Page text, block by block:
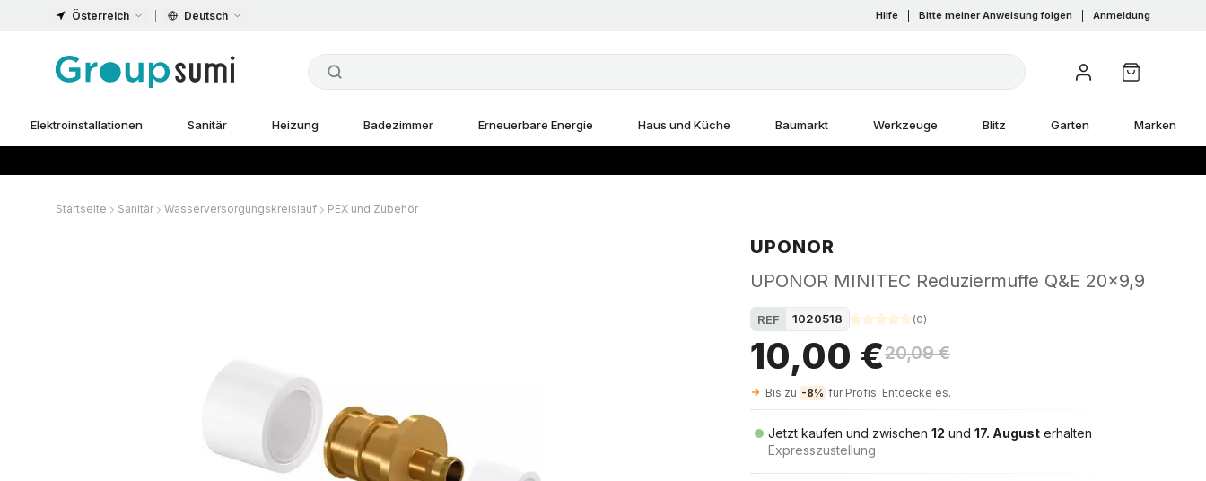
Österreich Deutsch Hilfe Bitte meiner Anweisung folgen Anmeldung
Elektroinstallationen Sanitär Heizung Badezimmer Erneuerbare Energie Haus und Küche Baumarkt Werkzeuge Blitz Garten Marken
Startseite Sanitär Wasserversorgungskreislauf PEX und Zubehör
UPONOR
UPONOR MINITEC Reduziermuffe Q&E 20x9,9
REF 1020518 (0)
10,00 €20,09 €
Bis zu -8% für Profis. Entdecke es.
Jetzt kaufen und zwischen 12 und 17. August erhalten
Expresszustellung